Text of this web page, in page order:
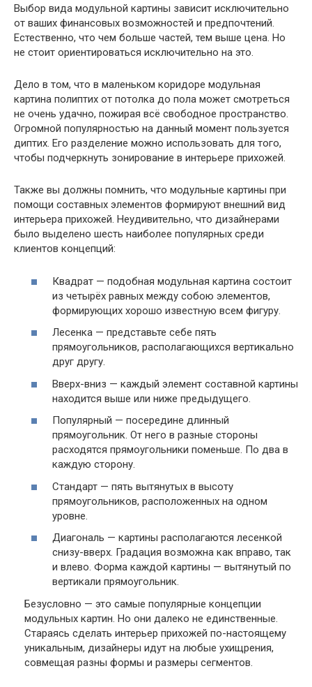
Выбор вида модульной картины зависит исключительно
от ваших финансовых возможностей и предпочтений.
Естественно, что чем больше частей, тем выше цена. Но
не стоит ориентироваться исключительно на это.
Дело в том, что в маленьком коридоре модульная
картина полиптих от потолка до пола может смотреться
не очень удачно, пожирая всё свободное пространство.
Огромной популярностью на данный момент пользуется
диптих. Его разделение можно использовать для того,
чтобы подчеркнуть зонирование в интерьере прихожей.
Также вы должны помнить, что модульные картины при
помощи составных элементов формируют внешний вид
интерьера прихожей. Неудивительно, что дизайнерами
было выделено шесть наиболее популярных среди
клиентов концепций:
Квадрат — подобная модульная картина состоит
из четырёх равных между собою элементов,
формирующих хорошо известную всем фигуру.
Лесенка — представьте себе пять
прямоугольников, располагающихся вертикально
друг другу.
Вверх-вниз — каждый элемент составной картины
находится выше или ниже предыдущего.
Популярный — посередине длинный
прямоугольник. От него в разные стороны
расходятся прямоугольники поменьше. По два в
каждую сторону.
Стандарт — пять вытянутых в высоту
прямоугольников, расположенных на одном
уровне.
Диагональ — картины располагаются лесенкой
снизу-вверх. Градация возможна как вправо, так
и влево. Форма каждой картины — вытянутый по
вертикали прямоугольник.
Безусловно — это самые популярные концепции
модульных картин. Но они далеко не единственные.
Стараясь сделать интерьер прихожей по-настоящему
уникальным, дизайнеры идут на любые ухищрения,
совмещая разны формы и размеры сегментов.